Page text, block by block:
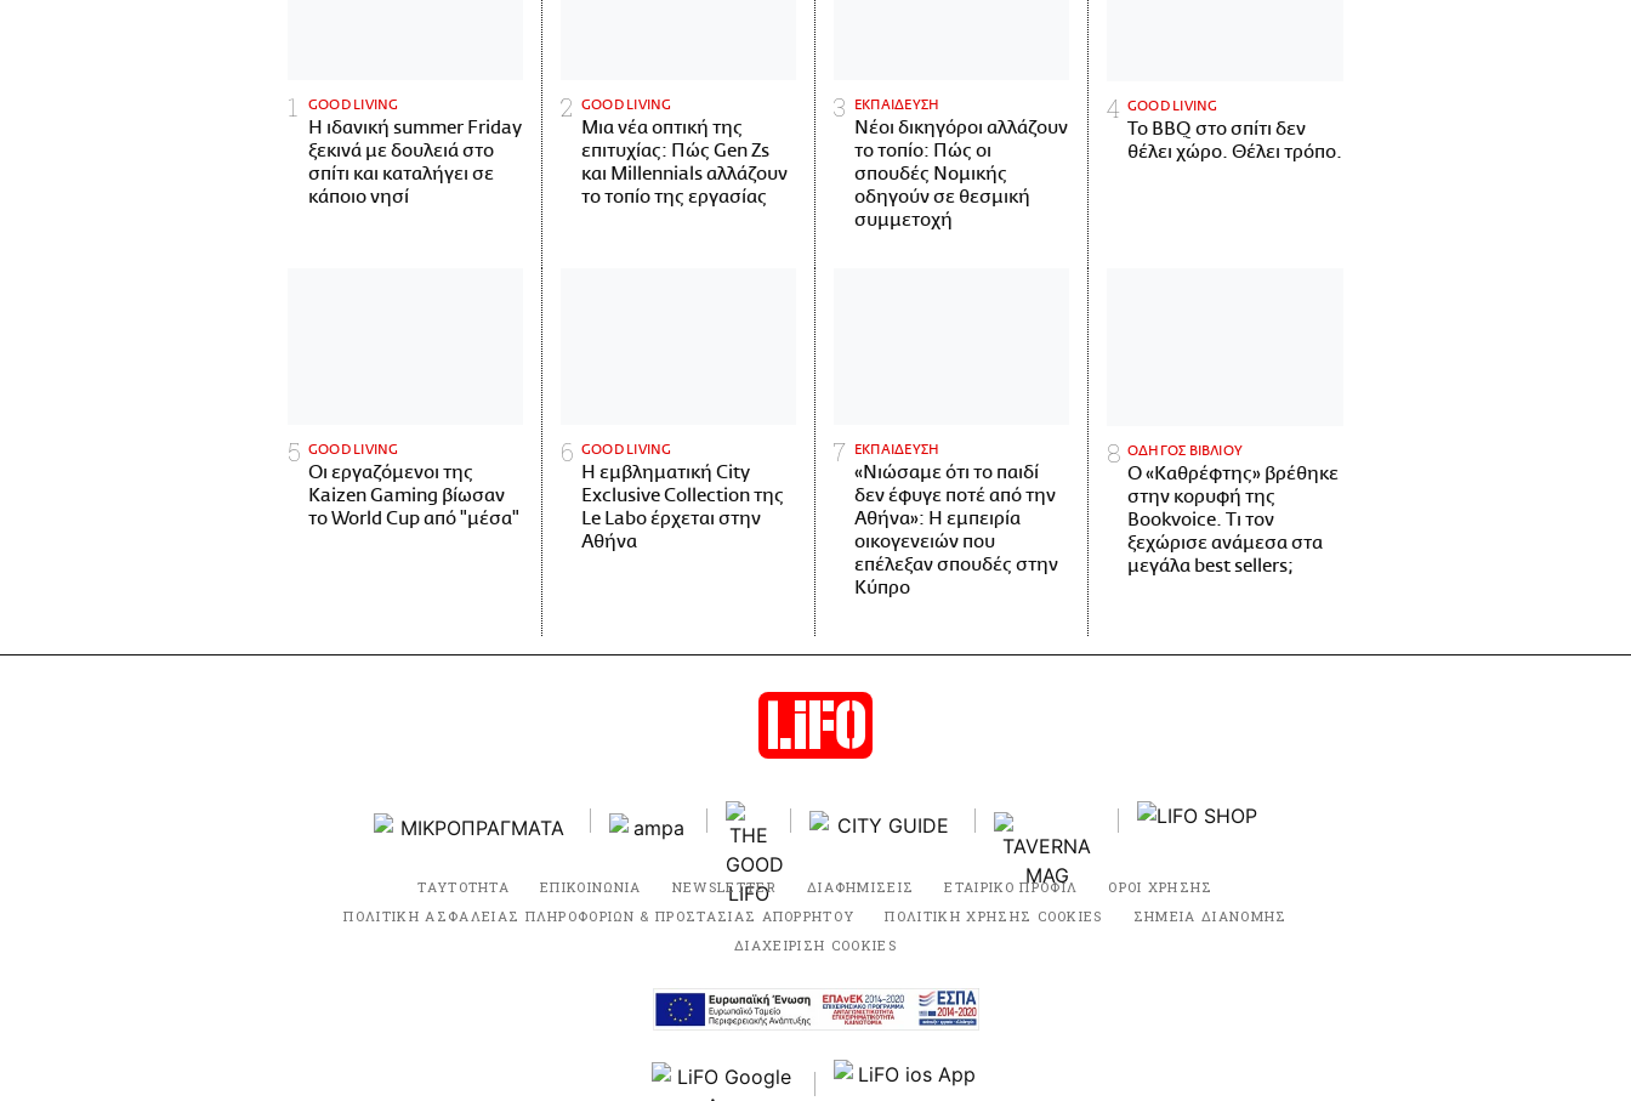
GOOD LIVING
Η ιδανική summer Friday
ξεκινά με δουλειά στο
σπίτι και καταλήγει σε
κάποιο νησί
GOOD LIVING
Μια νέα οπτική της
επιτυχίας: Πώς Gen Zs
και Millennials αλλάζουν
το τοπίο της εργασίας
ΕΚΠΑΙΔΕΥΣΗ
Νέοι δικηγόροι αλλάζουν
το τοπίο: Πώς οι
σπουδές Νομικής
οδηγούν σε θεσμική
συμμετοχή
GOOD LIVING
Το BBQ στο σπίτι δεν
θέλει χώρο. Θέλει τρόπο.
GOOD LIVING
Οι εργαζόμενοι της
Kaizen Gaming βίωσαν
το World Cup από "μέσα"
GOOD LIVING
Η εμβληματική City
Exclusive Collection της
Le Labo έρχεται στην
Αθήνα
ΕΚΠΑΙΔΕΥΣΗ
«Νιώσαμε ότι το παιδί
δεν έφυγε ποτέ από την
Αθήνα»: Η εμπειρία
οικογενειών που
επέλεξαν σπουδές στην
Κύπρο
ΟΔΗΓΟΣ ΒΙΒΛΙΟΥ
Ο «Καθρέφτης» βρέθηκε
στην κορυφή της
Bookvoice. Τι τον
ξεχώρισε ανάμεσα στα
μεγάλα best sellers;
ΤΑΥΤΟΤΗΤΑ ΕΠΙΚΟΙΝΩΝΙΑ NEWSLETTER ΔΙΑΦΗΜΙΣΕΙΣ ΕΤΑΙΡΙΚΟ ΠΡΟΦΙΛ
ΟΡΟΙ ΧΡΗΣΗΣ
ΠΟΛΙΤΙΚΗ ΑΣΦΑΛΕΙΑΣ ΠΛΗΡΟΦΟΡΙΩΝ & ΠΡΟΣΤΑΣΙΑΣ ΑΠΟΡΡΗΤΟΥ
ΠΟΛΙΤΙΚΗ ΧΡΗΣΗΣ COOKIES
ΣΗΜΕΙΑ ΔΙΑΝΟΜΗΣ
ΔΙΑΧΕΙΡΙΣΗ COOKIES